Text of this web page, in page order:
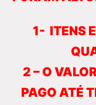
1- ITENS
2 – O
PAGO ATÉ